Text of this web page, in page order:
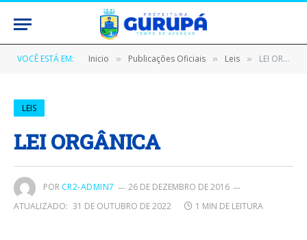
VOCÊ ESTÁ EM: Inicio » Publicações Oficiais » Leis » LEI ORGÂNICA
LEIS
LEI ORGÂNICA
POR CR2-ADMIN7
26 DE DEZEMBRO DE 2016
ATUALIZADO: 31 DE OUTUBRO DE 2022 1 MIN DE LEITURA